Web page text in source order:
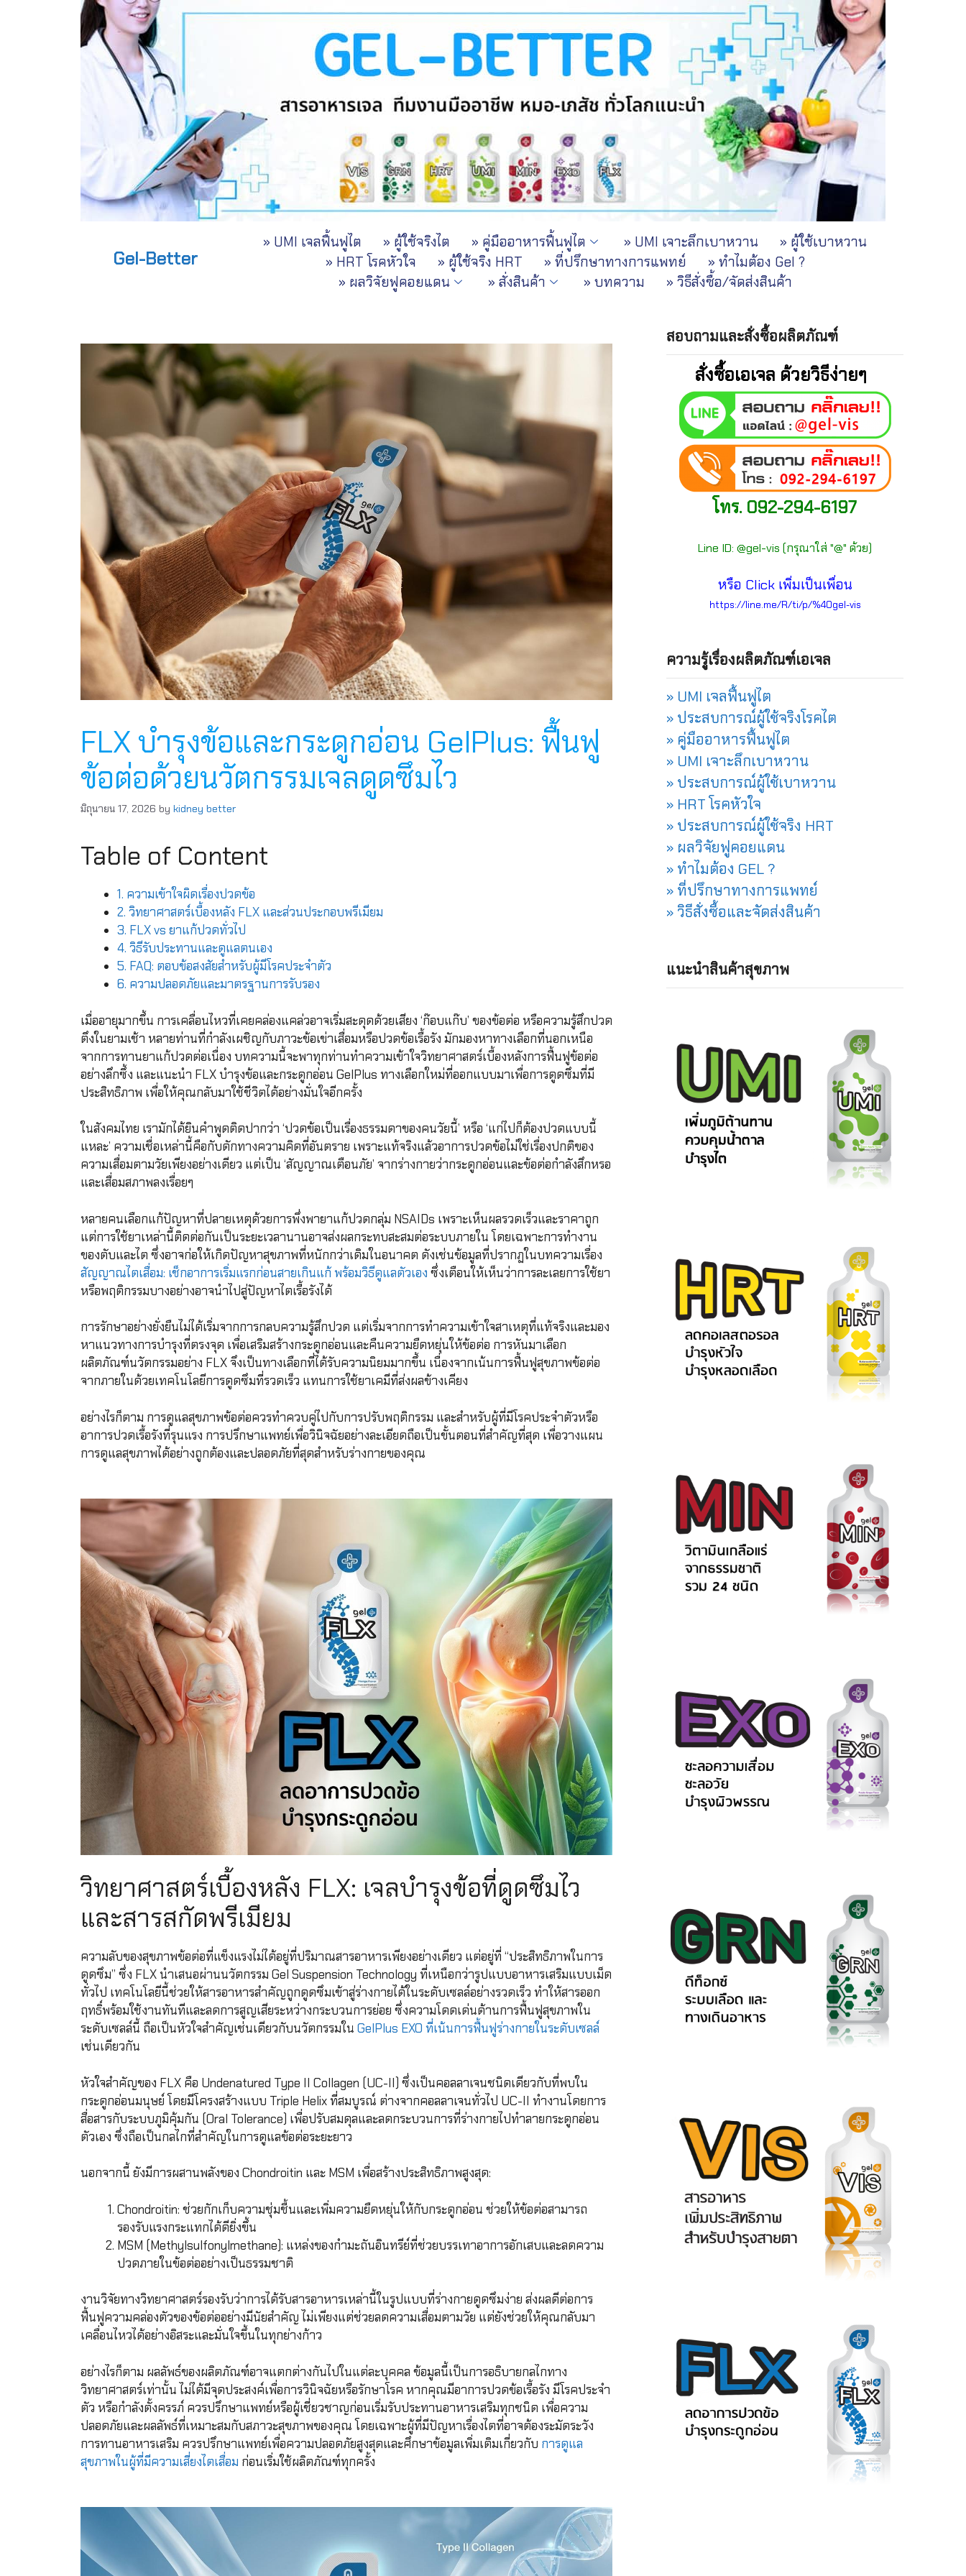
Gel-Better
» UMI เจลฟื้นฟูไต » ผู้ใช้จริงไต » คู่มืออาหารฟื้นฟูไต » UMI เจาะลึกเบาหวาน
» ผู้ใช้เบาหวาน
» HRT โรคหัวใจ
» ผู้ใช้จริง HRT » ที่ปรึกษาทางการแพทย์
» ทำไมต้อง Gel ?
» ผลวิจัยฟูคอยแดน
» สั่งสินค้า » บทความ » วิธีสั่งซื้อ/จัดส่งสินค้า
FLX บำรุงข้อและกระดูกอ่อน GelPlus: ฟื้นฟู
ข้อต่อด้วยนวัตกรรมเจลดูดซึมไว
มิถุนายน 17, 2026 by kidney better
Table of Content
1. ความเข้าใจผิดเรื่องปวดข้อ
2. วิทยาศาสตร์เบื้องหลัง FLX และส่วนประกอบพรีเมียม
3. FLX vs ยาแก้ปวดทั่วไป
4. วิธีรับประทานและดูแลตนเอง
5. FAQ: ตอบข้อสงสัยสำหรับผู้มีโรคประจำตัว
6. ความปลอดภัยและมาตรฐานการรับรอง
เมื่ออายุมากขึ้น การเคลื่อนไหวที่เคยคล่องแคล่วอาจเริ่มสะดุดด้วยเสียง ‘ก๊อบแก๊บ’ ของข้อต่อ หรือความรู้สึกปวด
ตึงในยามเช้า หลายท่านที่กำลังเผชิญกับภาวะข้อเข่าเสื่อมหรือปวดข้อเรื้อรัง มักมองหาทางเลือกที่นอกเหนือ
จากการทานยาแก้ปวดต่อเนื่อง บทความนี้จะพาทุกท่านทำความเข้าใจวิทยาศาสตร์เบื้องหลังการฟื้นฟูข้อต่อ
อย่างลึกซึ้ง และแนะนำ FLX บำรุงข้อและกระดูกอ่อน GelPlus ทางเลือกใหม่ที่ออกแบบมาเพื่อการดูดซึมที่มี
ประสิทธิภาพ เพื่อให้คุณกลับมาใช้ชีวิตได้อย่างมั่นใจอีกครั้ง
ในสังคมไทย เรามักได้ยินคำพูดติดปากว่า ‘ปวดข้อเป็นเรื่องธรรมดาของคนวัยนี้’ หรือ ‘แก่ไปก็ต้องปวดแบบนี้
แหละ’ ความเชื่อเหล่านี้คือกับดักทางความคิดที่อันตราย เพราะแท้จริงแล้วอาการปวดข้อไม่ใช่เรื่องปกติของ
ความเสื่อมตามวัยเพียงอย่างเดียว แต่เป็น ‘สัญญาณเตือนภัย’ จากร่างกายว่ากระดูกอ่อนและข้อต่อกำลังสึกหรอ
และเสื่อมสภาพลงเรื่อยๆ
หลายคนเลือกแก้ปัญหาที่ปลายเหตุด้วยการพึ่งพายาแก้ปวดกลุ่ม NSAIDs เพราะเห็นผลรวดเร็วและราคาถูก
แต่การใช้ยาเหล่านี้ติดต่อกันเป็นระยะเวลานานอาจส่งผลกระทบสะสมต่อระบบภายใน โดยเฉพาะการทำงาน
ของตับและไต ซึ่งอาจก่อให้เกิดปัญหาสุขภาพที่หนักกว่าเดิมในอนาคต ดังเช่นข้อมูลที่ปรากฏในบทความเรื่อง
สัญญาณไตเสื่อม: เช็กอาการเริ่มแรกก่อนสายเกินแก้ พร้อมวิธีดูแลตัวเอง ซึ่งเตือนให้เห็นว่าการละเลยการใช้ยา
หรือพฤติกรรมบางอย่างอาจนำไปสู่ปัญหาไตเรื้อรังได้
การรักษาอย่างยั่งยืนไม่ได้เริ่มจากการกลบความรู้สึกปวด แต่เริ่มจากการทำความเข้าใจสาเหตุที่แท้จริงและมอง
หาแนวทางการบำรุงที่ตรงจุด เพื่อเสริมสร้างกระดูกอ่อนและคืนความยืดหยุ่นให้ข้อต่อ การหันมาเลือก
ผลิตภัณฑ์นวัตกรรมอย่าง FLX จึงเป็นทางเลือกที่ได้รับความนิยมมากขึ้น เนื่องจากเน้นการฟื้นฟูสุขภาพข้อต่อ
จากภายในด้วยเทคโนโลยีการดูดซึมที่รวดเร็ว แทนการใช้ยาเคมีที่ส่งผลข้างเคียง
อย่างไรก็ตาม การดูแลสุขภาพข้อต่อควรทำควบคู่ไปกับการปรับพฤติกรรม และสำหรับผู้ที่มีโรคประจำตัวหรือ
อาการปวดเรื้อรังที่รุนแรง การปรึกษาแพทย์เพื่อวินิจฉัยอย่างละเอียดถือเป็นขั้นตอนที่สำคัญที่สุด เพื่อวางแผน
การดูแลสุขภาพได้อย่างถูกต้องและปลอดภัยที่สุดสำหรับร่างกายของคุณ
วิทยาศาสตร์เบื้องหลัง FLX: เจลบำรุงข้อที่ดูดซึมไว
และสารสกัดพรีเมียม
ความลับของสุขภาพข้อต่อที่แข็งแรงไม่ได้อยู่ที่ปริมาณสารอาหารเพียงอย่างเดียว แต่อยู่ที่ “ประสิทธิภาพในการ
ดูดซึม” ซึ่ง FLX นำเสนอผ่านนวัตกรรม Gel Suspension Technology ที่เหนือกว่ารูปแบบอาหารเสริมแบบเม็ด
ทั่วไป เทคโนโลยีนี้ช่วยให้สารอาหารสำคัญถูกดูดซึมเข้าสู่ร่างกายได้ในระดับเซลล์อย่างรวดเร็ว ทำให้สารออก
ฤทธิ์พร้อมใช้งานทันทีและลดการสูญเสียระหว่างกระบวนการย่อย ซึ่งความโดดเด่นด้านการฟื้นฟูสุขภาพใน
ระดับเซลล์นี้ ถือเป็นหัวใจสำคัญเช่นเดียวกับนวัตกรรมใน GelPlus EXO ที่เน้นการฟื้นฟูร่างกายในระดับเซลล์
เช่นเดียวกัน
หัวใจสำคัญของ FLX คือ Undenatured Type II Collagen (UC-II) ซึ่งเป็นคอลลาเจนชนิดเดียวกับที่พบใน
กระดูกอ่อนมนุษย์ โดยมีโครงสร้างแบบ Triple Helix ที่สมบูรณ์ ต่างจากคอลลาเจนทั่วไป UC-II ทำงานโดยการ
สื่อสารกับระบบภูมิคุ้มกัน (Oral Tolerance) เพื่อปรับสมดุลและลดกระบวนการที่ร่างกายไปทำลายกระดูกอ่อน
ตัวเอง ซึ่งถือเป็นกลไกที่สำคัญในการดูแลข้อต่อระยะยาว
นอกจากนี้ ยังมีการผสานพลังของ Chondroitin และ MSM เพื่อสร้างประสิทธิภาพสูงสุด:
Chondroitin: ช่วยกักเก็บความชุ่มชื้นและเพิ่มความยืดหยุ่นให้กับกระดูกอ่อน ช่วยให้ข้อต่อสามารถ
รองรับแรงกระแทกได้ดียิ่งขึ้น
MSM (Methylsulfonylmethane): แหล่งของกำมะถันอินทรีย์ที่ช่วยบรรเทาอาการอักเสบและลดความ
ปวดภายในข้อต่ออย่างเป็นธรรมชาติ
งานวิจัยทางวิทยาศาสตร์รองรับว่าการได้รับสารอาหารเหล่านี้ในรูปแบบที่ร่างกายดูดซึมง่าย ส่งผลดีต่อการ
ฟื้นฟูความคล่องตัวของข้อต่ออย่างมีนัยสำคัญ ไม่เพียงแต่ช่วยลดความเสื่อมตามวัย แต่ยังช่วยให้คุณกลับมา
เคลื่อนไหวได้อย่างอิสระและมั่นใจขึ้นในทุกย่างก้าว
อย่างไรก็ตาม ผลลัพธ์ของผลิตภัณฑ์อาจแตกต่างกันไปในแต่ละบุคคล ข้อมูลนี้เป็นการอธิบายกลไกทาง
วิทยาศาสตร์เท่านั้น ไม่ได้มีจุดประสงค์เพื่อการวินิจฉัยหรือรักษาโรค หากคุณมีอาการปวดข้อเรื้อรัง มีโรคประจำ
ตัว หรือกำลังตั้งครรภ์ ควรปรึกษาแพทย์หรือผู้เชี่ยวชาญก่อนเริ่มรับประทานอาหารเสริมทุกชนิด เพื่อความ
ปลอดภัยและผลลัพธ์ที่เหมาะสมกับสภาวะสุขภาพของคุณ โดยเฉพาะผู้ที่มีปัญหาเรื่องไตที่อาจต้องระมัดระวัง
การทานอาหารเสริม ควรปรึกษาแพทย์เพื่อความปลอดภัยสูงสุดและศึกษาข้อมูลเพิ่มเติมเกี่ยวกับ การดูแล
สุขภาพในผู้ที่มีความเสี่ยงไตเสื่อม ก่อนเริ่มใช้ผลิตภัณฑ์ทุกครั้ง
สอบถามและสั่งซื้อผลิตภัณฑ์
สั่งซื้อเอเจล ด้วยวิธีง่ายๆ
โทร. 092-294-6197
Line ID: @gel-vis (กรุณาใส่ "@" ด้วย)
หรือ Click เพิ่มเป็นเพื่อน
https://line.me/R/ti/p/%40gel-vis
ความรู้เรื่องผลิตภัณฑ์เอเจล
» UMI เจลฟื้นฟูไต
» ประสบการณ์ผู้ใช้จริงโรคไต
» คู่มืออาหารฟื้นฟูไต
» UMI เจาะลึกเบาหวาน
» ประสบการณ์ผู้ใช้เบาหวาน
» HRT โรคหัวใจ
» ประสบการณ์ผู้ใช้จริง HRT
» ผลวิจัยฟูคอยแดน
» ทำไมต้อง GEL ?
» ที่ปรึกษาทางการแพทย์
» วิธีสั่งซื้อและจัดส่งสินค้า
แนะนำสินค้าสุขภาพ